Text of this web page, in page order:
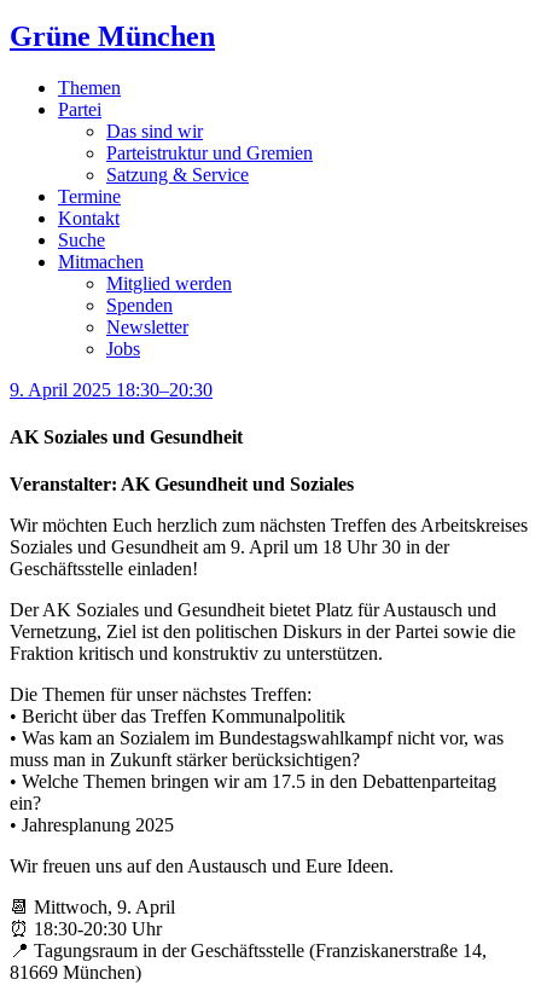
Grüne München
Themen
Partei
Das sind wir
Parteistruktur und Gremien
Satzung & Service
Termine
Kontakt
Suche
Mitmachen
Mitglied werden
Spenden
Newsletter
Jobs
9. April 2025 18:30–20:30
AK Soziales und Gesundheit
Veranstalter: AK Gesundheit und Soziales
Wir möchten Euch herzlich zum nächsten Treffen des Arbeitskreises
Soziales und Gesundheit am 9. April um 18 Uhr 30 in der
Geschäftsstelle einladen!
Der AK Soziales und Gesundheit bietet Platz für Austausch und
Vernetzung, Ziel ist den politischen Diskurs in der Partei sowie die
Fraktion kritisch und konstruktiv zu unterstützen.
Die Themen für unser nächstes Treffen:
• Bericht über das Treffen Kommunalpolitik
• Was kam an Sozialem im Bundestagswahlkampf nicht vor, was
muss man in Zukunft stärker berücksichtigen?
• Welche Themen bringen wir am 17.5 in den Debattenparteitag
ein?
• Jahresplanung 2025
Wir freuen uns auf den Austausch und Eure Ideen.
📆 Mittwoch, 9. April
⏰ 18:30-20:30 Uhr
📍 Tagungsraum in der Geschäftsstelle (Franziskanerstraße 14,
81669 München)